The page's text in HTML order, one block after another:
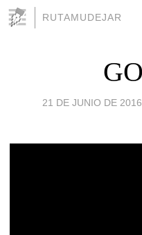
RUTAMUDEJAR
21 DE JUNIO DE